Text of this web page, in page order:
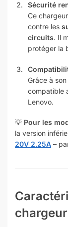
Sécurité
Ce
contre les
circuits. Il
protéger la
Grâce à
compatible
Lenovo.
💡 Pour les
la version
20V 2.25A –